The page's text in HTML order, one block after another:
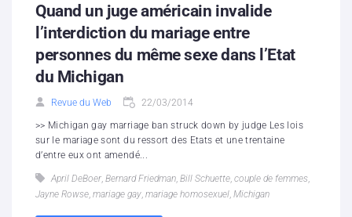
Quand un juge américain invalide
l’interdiction du mariage entre
personnes du même sexe dans l’Etat
du Michigan
Revue du Web 22/03/2014
>> Michigan gay marriage ban struck down by judge Les lois
sur le mariage sont du ressort des Etats et une trentaine
d’entre eux ont amendé...
April DeBoer Bernard Friedman Bill Schuette couple de femmes
Jayne Rowse mariage gay mariage homosexuel Michigan